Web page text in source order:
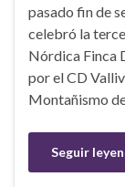
pasado fin de
celebró la
Nórdica Finca
por el CD
Montañismo
Seguir